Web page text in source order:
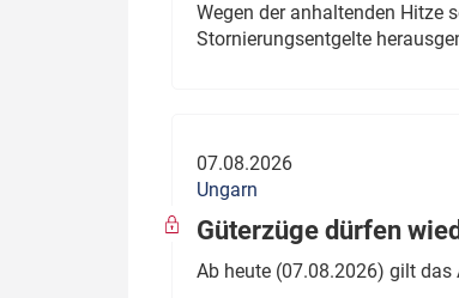
Wegen der anhaltenden Hitze
Stornierungsentgelte
07.08.2026
Ungarn
Güterzüge dürfen
Ab heute (07.08.2026) gilt